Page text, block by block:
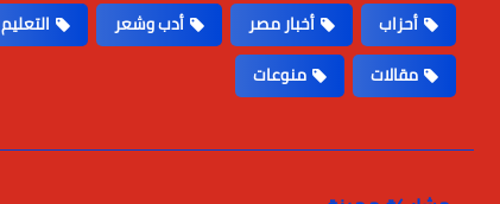
أحزاب أخبار مصر أدب وشعر التعليم
مقالات
منوعات